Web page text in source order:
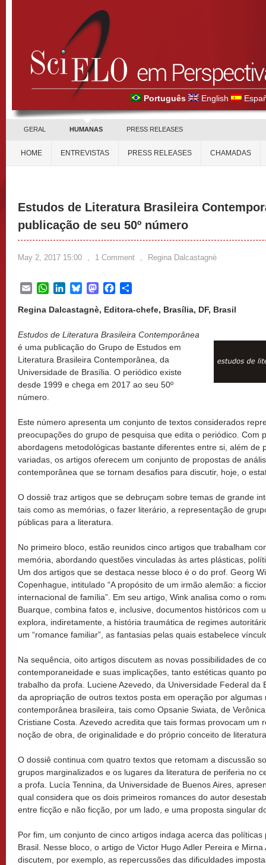
Português English
GERAL HUMANAS PRESS RELEASES
HOME ENTREVISTAS PRESS RELEASES CHAMADAS
Estudos de Literatura Brasileira
publicação de seu 50º número
May 2, 2017 15:00 , 1 Comment , Regina Dalcastagnè
EmailWhatsApp
LinkedInBlueskyMastodonFacebook
Regina Dalcastagnè, Editora-chefe, Brasília, DF, Brasil
Estudos de Literatura Brasileira Contemporânea
é uma publicação do Grupo de Estudos em
Literatura Brasileira Contemporânea, da
Universidade de Brasília. O periódico existe
desde 1999 e chega em 2017 ao seu 50º
número.
Este número apresenta um conjunto de textos considerados
preocupações do grupo de pesquisa que edita o periódico. Com
abordagens metodológicas bastante diferentes entre si, além de
variadas, os artigos oferecem um conjunto de propostas de
contemporânea que se tornam desafios para discutir, hoje, o
O dossiê traz artigos que se debruçam sobre temas de grande
tais como as memórias, o fazer literário, a representação de
públicas para a literatura.
No primeiro bloco, estão reunidos cinco artigos que trabalham
memória, abordando questões vinculadas às artes plásticas,
Um dos artigos que se destaca nesse bloco é o do prof. Georg
Copenhague, intitulado “A propósito de um irmão alemão: a
internacional de família”. Em seu artigo, Wink analisa como o
Buarque, combina fatos e, inclusive, documentos históricos com
explora, indiretamente, a história traumática de regimes
um “romance familiar”, as fantasias pelas quais estabelece
Na sequência, oito artigos discutem as novas possibilidades de
contemporaneidade e suas implicações, tanto estéticas quanto
trabalho da profa. Luciene Azevedo, da Universidade Federal da
da apropriação de outros textos posta em operação por algumas
contemporânea brasileira, tais como Opsanie Swiata, de
Cristiane Costa. Azevedo acredita que tais formas provocam um
noção de obra, de originalidade e do próprio conceito de
O dossiê continua com quatro textos que retomam a discussão
grupos marginalizados e os lugares da literatura de periferia no
a profa. Lucía Tennina, da Universidade de Buenos Aires,
qual considera que os dois primeiros romances do autor
entre ficção e não ficção, por um lado, e uma proposta singular
Por fim, um conjunto de cinco artigos indaga acerca das
Brasil. Nesse bloco, o artigo de Victor Hugo Adler Pereira e
discutem, por exemplo, as repercussões das dificuldades